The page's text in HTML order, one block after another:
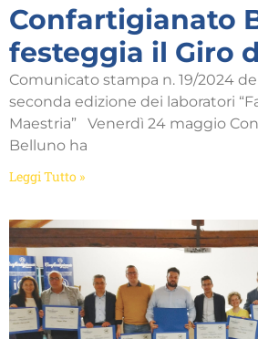
Confartigianato
festeggia il Giro
Comunicato stampa n. 19/2024
seconda edizione dei laboratori
Maestria” Venerdì 24 maggio
Belluno ha
Leggi Tutto »